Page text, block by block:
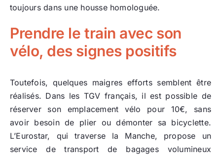
toujours dans une housse homologuée.
Prendre le train avec son
vélo, des signes positifs
Toutefois, quelques maigres efforts semblent être
réalisés. Dans les TGV français, il est possible de
réserver son emplacement vélo pour 10€, sans
avoir besoin de plier ou démonter sa bicyclette.
L’Eurostar, qui traverse la Manche, propose un
service de transport de bagages volumineux